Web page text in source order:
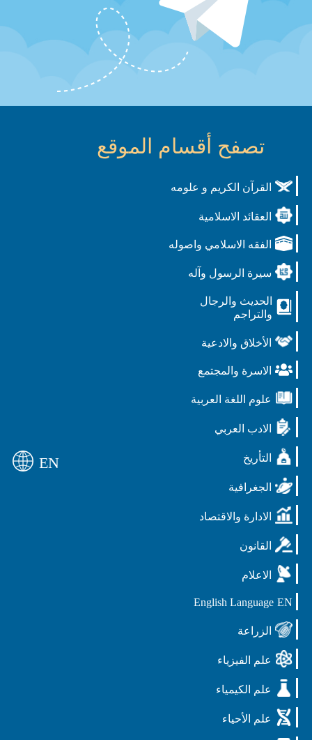
تصفح أقسام الموقع
القرآن الكريم و علومه
العقائد الاسلامية
الفقه الاسلامي واصوله
سيرة الرسول وآله
الحديث والرجال
والتراجم
الأخلاق والادعية
الاسرة والمجتمع
علوم اللغة العربية
الادب العربي
التأريخ
الجغرافية
الادارة والاقتصاد
القانون
الاعلام
EN
English Language
الزراعة
علم الفيزياء
علم الكيمياء
علم الأحياء
EN